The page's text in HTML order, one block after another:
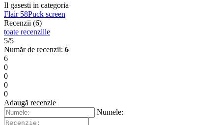
Il gasesti in categoria
Flair 58Puck screen
Recenzii (6)
toate recenziile
5/5
Număr de recenzii: 6
6
0
0
0
0
Adaugă recenzie
Numele: